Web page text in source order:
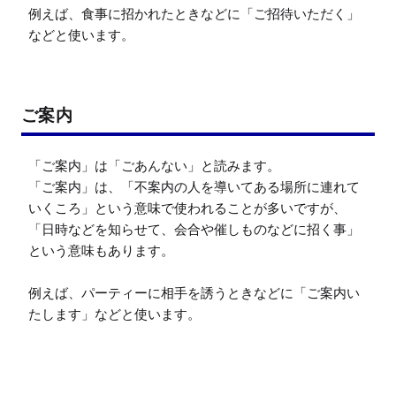
例えば、食事に招かれたときなどに「ご招待いただく」
などと使います。
ご案内
「ご案内」は「ごあんない」と読みます。
「ご案内」は、「不案内の人を導いてある場所に連れて
いくころ」という意味で使われることが多いですが、
「日時などを知らせて、会合や催しものなどに招く事」
という意味もあります。
例えば、パーティーに相手を誘うときなどに「ご案内い
たします」などと使います。